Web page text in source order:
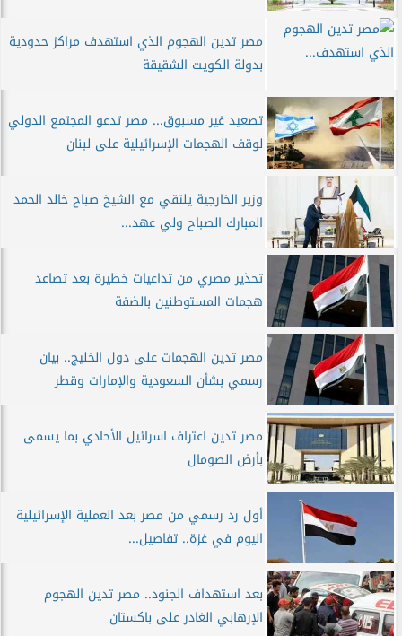
مصر تدين الهجوم الذي استهدف مراكز حدودية
بدولة الكويت الشقيقة
تصعيد غير مسبوق... مصر تدعو المجتمع الدولي
لوقف الهجمات الإسرائيلية على لبنان
وزير الخارجية يلتقي مع الشيخ صباح خالد الحمد
المبارك الصباح ولي عهد...
تحذير مصري من تداعيات خطيرة بعد تصاعد
هجمات المستوطنين بالضفة
مصر تدين الهجمات على دول الخليج.. بيان
رسمي بشأن السعودية والإمارات وقطر
مصر تدين اعتراف اسرائيل الأحادي بما يسمى
بأرض الصومال
أول رد رسمي من مصر بعد العملية الإسرائيلية
اليوم في غزة.. تفاصيل...
بعد استهداف الجنود.. مصر تدين الهجوم
الإرهابي الغادر على باكستان